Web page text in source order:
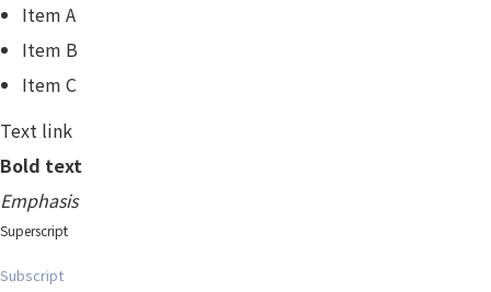
Item A
Item B
Item C
Text link
Bold text
Emphasis
Superscript
Subscript